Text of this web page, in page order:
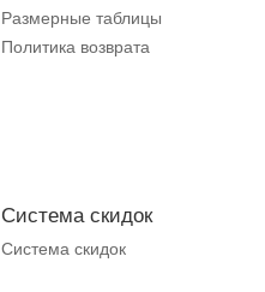
Размерные таблицы
Политика возврата
Система скидок
Система скидок